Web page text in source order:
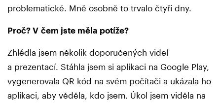
problematické. Mně osobně to trvalo čtyři dny.
Proč? V čem jste měla potíže?
Zhlédla jsem několik doporučených videí
a prezentací. Stáhla jsem si aplikaci na Google Play,
vygenerovala QR kód na svém počítači a ukázala ho
aplikaci, aby věděla, kdo jsem. Úkol jsem viděla na